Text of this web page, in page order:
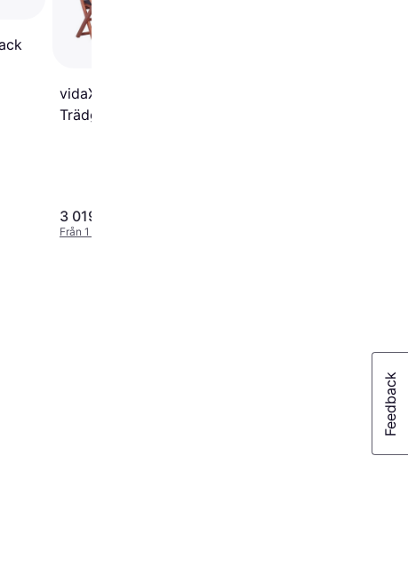
vidaXL 45588 4-pack
Trädgårdsmatstol,
3 019 kr
Från 1 040 kr/mån